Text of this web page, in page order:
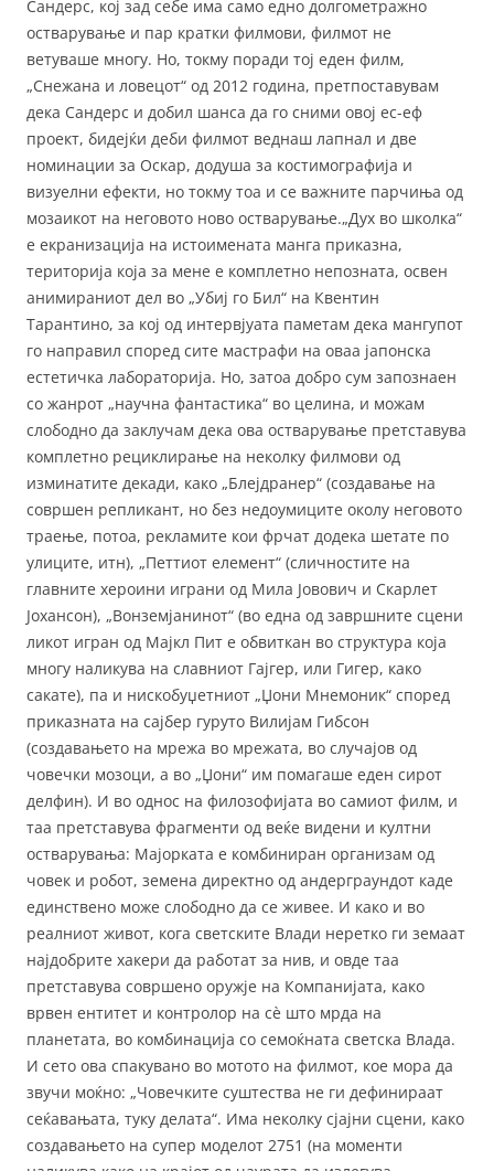
Сандерс, кој зад себе има само едно долгометражно
остварување и пар кратки филмови, филмот не
ветуваше многу. Но, токму поради тој еден филм,
„Снежана и ловецот“ од 2012 година, претпоставувам
дека Сандерс и добил шанса да го сними овој ес-еф
проект, бидејќи деби филмот веднаш лапнал и две
номинации за Оскар, додуша за костимографија и
визуелни ефекти, но токму тоа и се важните парчиња од
мозаикот на неговото ново остварување.„Дух во школка“
е екранизација на истоимената манга приказна,
територија која за мене е комплетно непозната, освен
анимираниот дел во „Убиј го Бил“ на Квентин
Тарантино, за кој од интервјуата паметам дека мангупот
го направил според сите мастрафи на оваа јапонска
естетичка лабораторија. Но, затоа добро сум запознаен
со жанрот „научна фантастика“ во целина, и можам
слободно да заклучам дека ова остварување претставува
комплетно рециклирање на неколку филмови од
изминатите декади, како „Блејдранер“ (создавање на
совршен репликант, но без недоумиците околу неговото
траење, потоа, рекламите кои фрчат додека шетате по
улиците, итн), „Петтиот елемент“ (сличностите на
главните хероини играни од Мила Јовович и Скарлет
Јохансон), „Вонземјанинот“ (во една од завршните сцени
ликот игран од Мајкл Пит е обвиткан во структура која
многу наликува на славниот Гајгер, или Гигер, како
сакате), па и нискобуџетниот „Џони Мнемоник“ според
приказната на сајбер гуруто Вилијам Гибсон
(создавањето на мрежа во мрежата, во случајов од
човечки мозоци, а во „Џони“ им помагаше еден сирот
делфин). И во однос на филозофијата во самиот филм, и
таа претставува фрагменти од веќе видени и култни
остварувања: Мајорката е комбиниран организам од
човек и робот, земена директно од андерграундот каде
единствено може слободно да се живее. И како и во
реалниот живот, кога светските Влади неретко ги земаат
најдобрите хакери да работат за нив, и овде таа
претставува совршено оружје на Компанијата, како
врвен ентитет и контролор на сè што мрда на
планетата, во комбинација со семоќната светска Влада.
И сето ова спакувано во мотото на филмот, кое мора да
звучи моќно: „Човечките суштества не ги дефинираат
сеќавањата, туку делата“. Има неколку сјајни сцени, како
создавањето на супер моделот 2751 (на моменти